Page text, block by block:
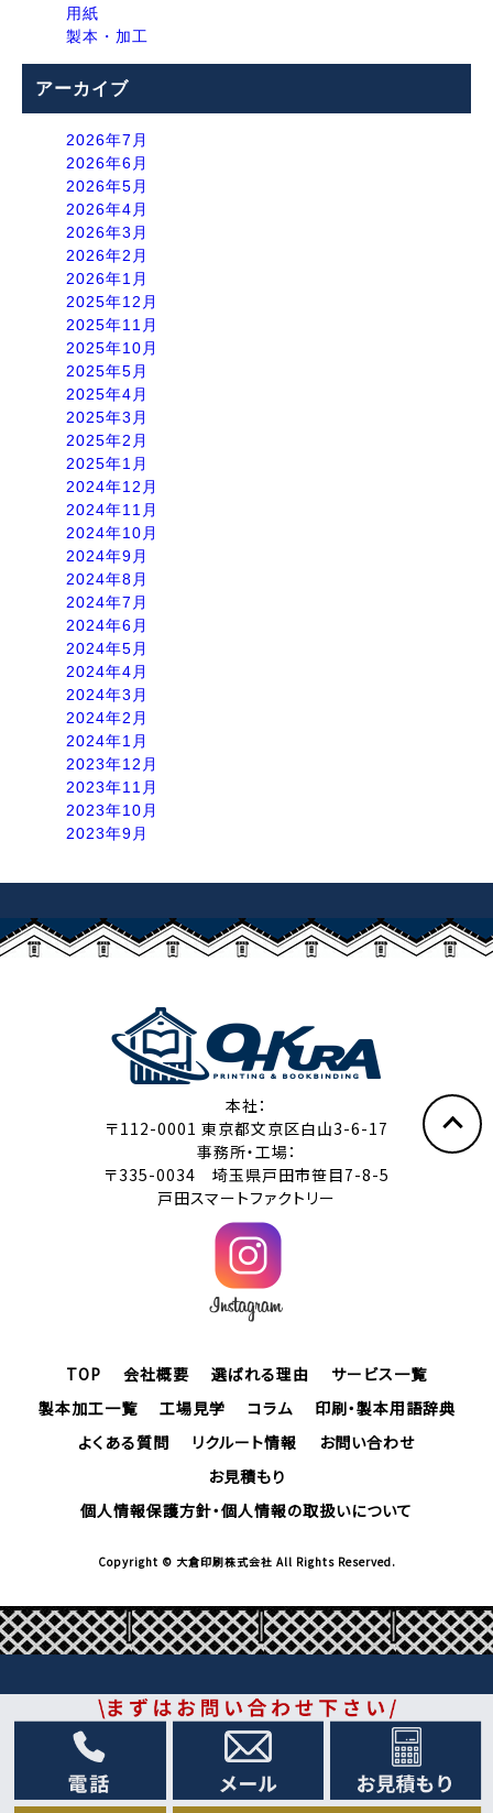
用紙
製本・加工
アーカイブ
2026年7月
2026年6月
2026年5月
2026年4月
2026年3月
2026年2月
2026年1月
2025年12月
2025年11月
2025年10月
2025年5月
2025年4月
2025年3月
2025年2月
2025年1月
2024年12月
2024年11月
2024年10月
2024年9月
2024年8月
2024年7月
2024年6月
2024年5月
2024年4月
2024年3月
2024年2月
2024年1月
2023年12月
2023年11月
2023年10月
2023年9月
本社：
〒112-0001 東京都文京区白山3-6-17
事務所・工場：
〒335-0034 埼玉県戸田市笹目7-8-5
戸田スマートファクトリー
TOP 会社概要 選ばれる理由
サービス一覧
製本加工一覧
工場見学 コラム
印刷・製本用語辞典
よくある質問
リクルート情報
お問い合わせ
お見積もり
個人情報保護方針・個人情報の取扱いについて
Copyright © 大倉印刷株式会社 All Rights Reserved.